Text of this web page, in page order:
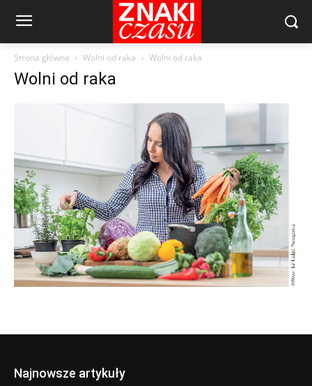
Strona główna Wolni od raka Wolni od raka
Wolni od raka
Najnowsze artykuły